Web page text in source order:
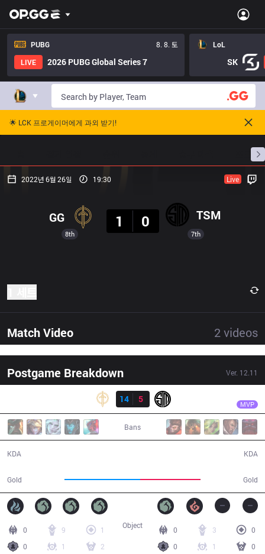
PUBG
8. 8. 토
LIVE
2026 PUBG Global Series 7
LoL
SK
🌟 LCK 프로게이머에게 과외 받기!
프로빌
2022년 6월 26일 19:30 Live
8th
GG
1
0 TSM
7th
Match Video 2 videos
Postgame Breakdown Ver. 12.11
14
5 MVP
Bans
KDA
Gold Gold
KDA
0 9
1
0
1 2
0 3
0
0
1 0
Object